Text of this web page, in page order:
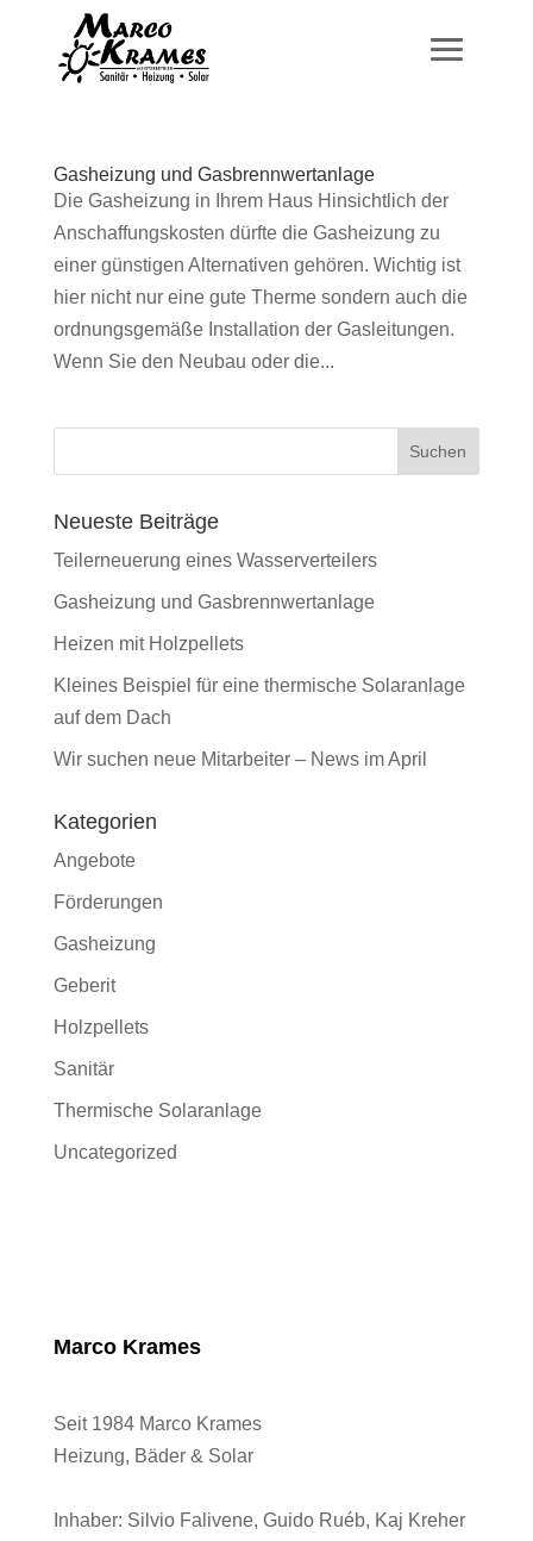
Gasheizung und Gasbrennwertanlage
Die Gasheizung in Ihrem Haus Hinsichtlich der
Anschaffungskosten dürfte die Gasheizung zu
einer günstigen Alternativen gehören. Wichtig ist
hier nicht nur eine gute Therme sondern auch die
ordnungsgemäße Installation der Gasleitungen.
Wenn Sie den Neubau oder die...
Neueste Beiträge
Teilerneuerung eines Wasserverteilers
Gasheizung und Gasbrennwertanlage
Heizen mit Holzpellets
Kleines Beispiel für eine thermische Solaranlage
auf dem Dach
Wir suchen neue Mitarbeiter – News im April
Kategorien
Angebote
Förderungen
Gasheizung
Geberit
Holzpellets
Sanitär
Thermische Solaranlage
Uncategorized
Marco Krames
Seit 1984 Marco Krames
Heizung, Bäder & Solar
Inhaber: Silvio Falivene, Guido Ruéb, Kaj Kreher